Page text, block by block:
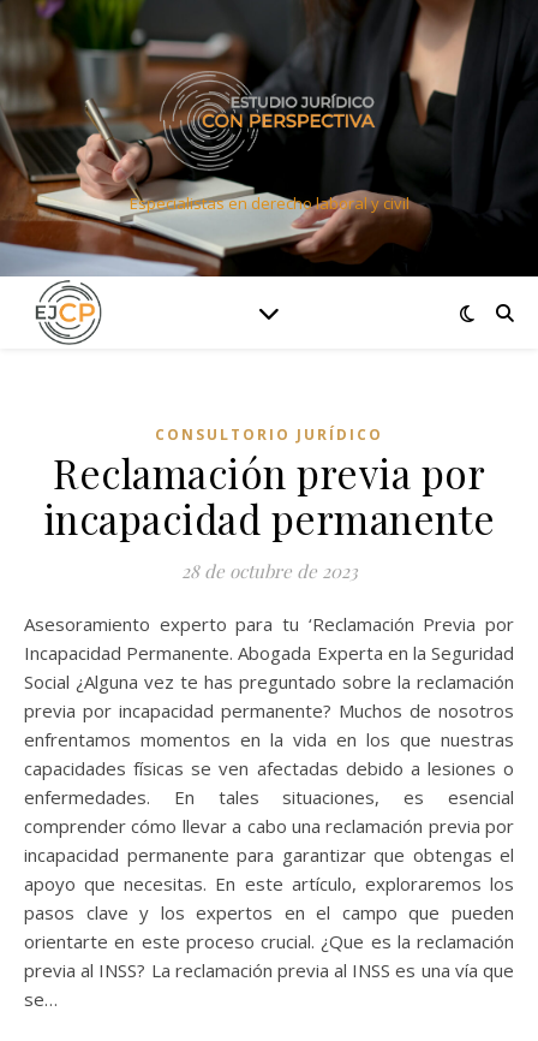
Especialistas en derecho laboral y civil
CONSULTORIO JURÍDICO
Reclamación previa por
incapacidad permanente
28 de octubre de 2023
Asesoramiento experto para tu ‘Reclamación Previa por
Incapacidad Permanente. Abogada Experta en la Seguridad
Social ¿Alguna vez te has preguntado sobre la reclamación
previa por incapacidad permanente? Muchos de nosotros
enfrentamos momentos en la vida en los que nuestras
capacidades físicas se ven afectadas debido a lesiones o
enfermedades. En tales situaciones, es esencial
comprender cómo llevar a cabo una reclamación previa por
incapacidad permanente para garantizar que obtengas el
apoyo que necesitas. En este artículo, exploraremos los
pasos clave y los expertos en el campo que pueden
orientarte en este proceso crucial. ¿Que es la reclamación
previa al INSS? La reclamación previa al INSS es una vía que
se…